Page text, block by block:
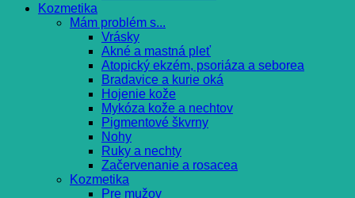
Kozmetika
Mám problém s...
Vrásky
Akné a mastná pleť
Atopický ekzém, psoriáza a seborea
Bradavice a kurie oká
Hojenie kože
Mykóza kože a nechtov
Pigmentové škvrny
Nohy
Ruky a nechty
Začervenanie a rosacea
Kozmetika
Pre mužov